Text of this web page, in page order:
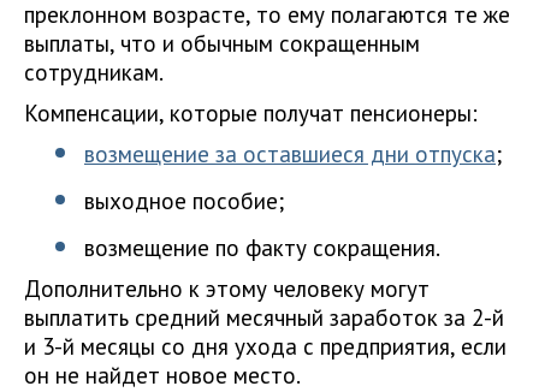
преклонном возрасте, то ему полагаются те же
выплаты, что и обычным сокращенным
сотрудникам.
Компенсации, которые получат пенсионеры:
возмещение за оставшиеся дни отпуска;
выходное пособие;
возмещение по факту сокращения.
Дополнительно к этому человеку могут
выплатить средний месячный заработок за 2-й
и 3-й месяцы со дня ухода с предприятия, если
он не найдет новое место.